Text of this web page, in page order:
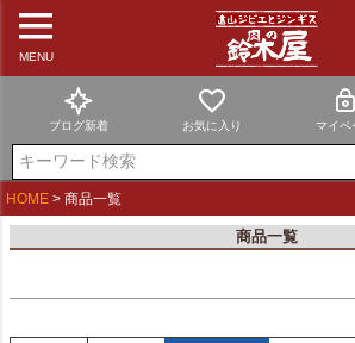
MENU
ブログ新着 お気に入り マイペ
HOME 商品一覧
商品一覧
価格が安い順
価格が高い順
優先度順
レビュー順
キーワードヒット順
検索